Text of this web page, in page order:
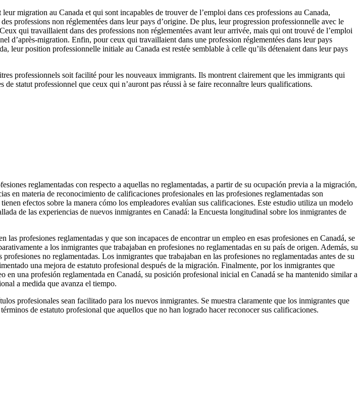
migration au Canada et qui sont incapables de trouver de l’emploi dans ces professions au Canada,
professions non réglementées dans leur pays d’origine. De plus, leur progression professionnelle avec le
qui travaillaient dans des professions non réglementées avant leur arrivée, mais qui ont trouvé de l’emploi
d’après-migration. Enfin, pour ceux qui travaillaient dans une profession réglementées dans leur pays
leur position professionnelle initiale au Canada est restée semblable à celle qu’ils détenaient dans leur pays
professionnels soit facilité pour les nouveaux immigrants. Ils montrent clairement que les immigrants qui
statut professionnel que ceux qui n’auront pas réussi à se faire reconnaître leurs qualifications.
reglamentadas con respecto a aquellas no reglamentadas, a partir de su ocupación previa a la migración,
en materia de reconocimiento de calificaciones profesionales en las profesiones reglamentadas son
efectos sobre la manera cómo los empleadores evalúan sus calificaciones. Este estudio utiliza un modelo
de las experiencias de nuevos inmigrantes en Canadá: la Encuesta longitudinal sobre los inmigrantes de
profesiones reglamentadas y que son incapaces de encontrar un empleo en esas profesiones en Canadá, se
a los inmigrantes que trabajaban en profesiones no reglamentadas en su país de origen. Además, su
no reglamentadas. Los inmigrantes que trabajaban en las profesiones no reglamentadas antes de su
una mejora de estatuto profesional después de la migración. Finalmente, por los inmigrantes que
una profesión reglamentada en Canadá, su posición profesional inicial en Canadá se ha mantenido similar a
a medida que avanza el tiempo.
profesionales sean facilitado para los nuevos inmigrantes. Se muestra claramente que los inmigrantes que
de estatuto profesional que aquellos que no han logrado hacer reconocer sus calificaciones.